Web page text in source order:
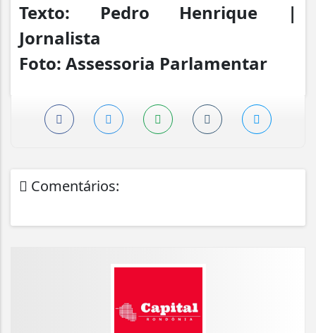
Texto: Pedro Henrique |
Jornalista
Foto: Assessoria Parlamentar
Comentários: